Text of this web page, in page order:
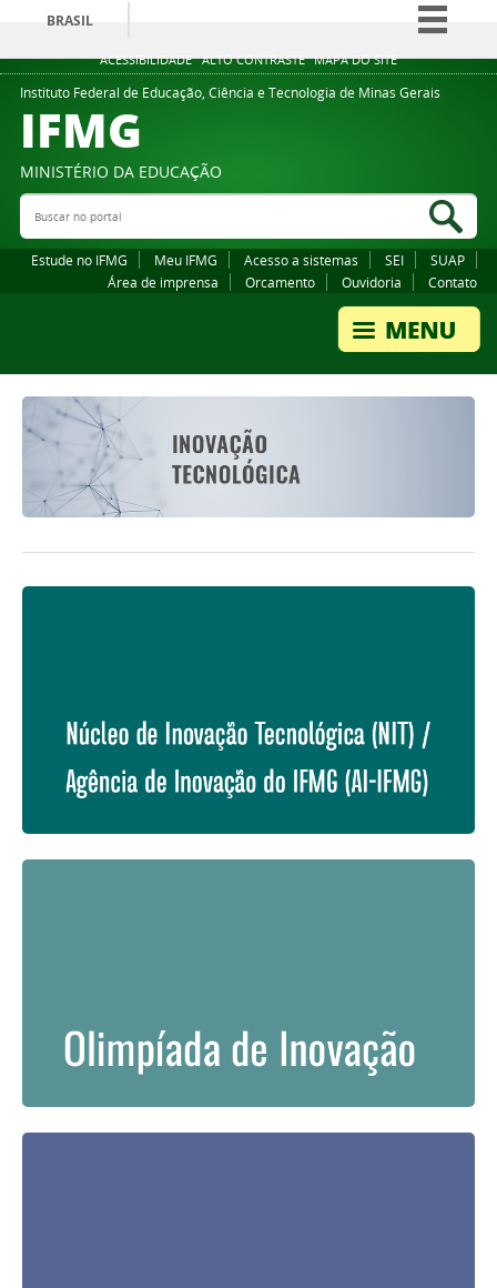
ACESSIBILIDADE ALTO CONTRASTE MAPA DO SITE
BRASIL
Simplifique!
Comunica BR
Legislação
Instituto Federal de Educação, Ciência e Tecnologia de Minas Gerais
IFMG
MINISTÉRIO DA EDUCAÇÃO
Buscar no portal
Estude no IFMG Meu IFMG Acesso a sistemas SEI
SUAP
Área de imprensa
Orcamento Ouvidoria Contato